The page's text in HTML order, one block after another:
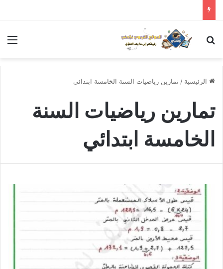
بحث عن
الرئيسية / تمارين رياضيات السنة الخامسة ابتدائي
تمارين رياضيات السنة
الخامسة ابتدائي